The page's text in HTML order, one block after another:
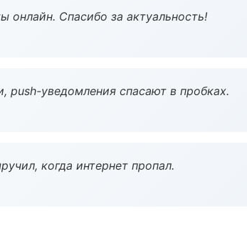
онлайн. Спасибо за актуальность!
push-уведомления спасают в пробках.
когда интернет пропал.